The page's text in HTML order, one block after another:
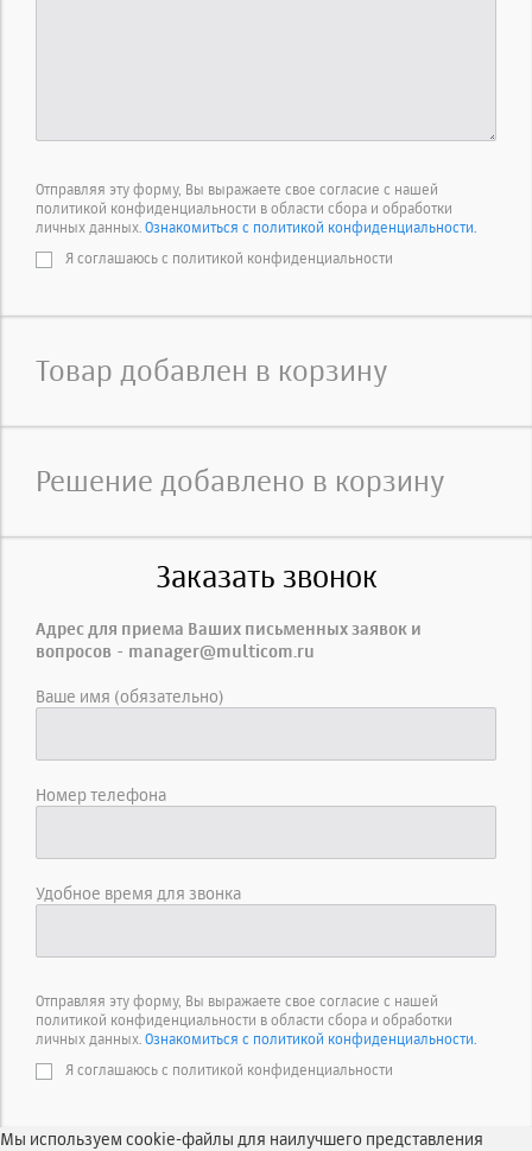
Отправляя эту форму, Вы выражаете свое согласие с нашей
политикой конфиденциальности в области сбора и обработки
личных данных. Ознакомиться с политикой конфиденциальности.
Я соглашаюсь с политикой конфиденциальности
Товар добавлен в корзину
Решение добавлено в корзину
Заказать звонок
Адрес для приема Ваших письменных заявок и
вопросов - manager@multicom.ru
Ваше имя (обязательно)
Номер телефона
Удобное время для звонка
Отправляя эту форму, Вы выражаете свое согласие с нашей
политикой конфиденциальности в области сбора и обработки
личных данных. Ознакомиться с политикой конфиденциальности.
Я соглашаюсь с политикой конфиденциальности
Мы используем cookie-файлы для наилучшего представления